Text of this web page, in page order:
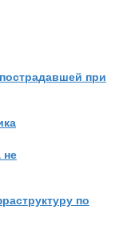
при
не
по